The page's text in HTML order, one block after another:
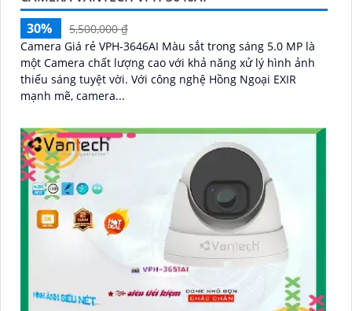
30%
5,500,000 ₫
Camera Giá rẻ VPH-3646AI Màu sắt trong sáng 5.0 MP là
một Camera chất lượng cao với khả năng xử lý hình ảnh
thiếu sáng tuyệt vời. Với công nghệ Hồng Ngoại EXIR
mạnh mẽ, camera...